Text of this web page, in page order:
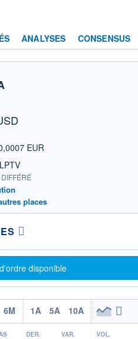
ANALYSES CONSENSUS
EUR
places
disponible
6M 1A 5A 10A
DER. VAR. VOL.